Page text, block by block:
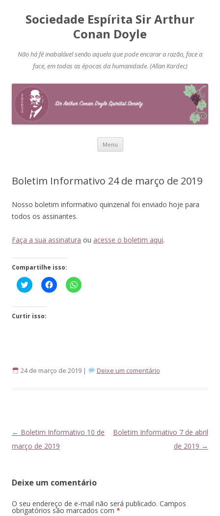
Sociedade Espírita Sir Arthur
Conan Doyle
Não há fé inabalável senão aquela que pode encarar a razão, face a
face, em todas as épocas da humanidade. (Allan Kardec)
Menu Pular
Boletim Informativo 24 de março de 2019
Nosso boletim informativo quinzenal foi enviado hoje para
todos os assinantes.
Faça a sua assinatura ou acesse o boletim aqui.
Compartilhe isso:
Click
to
Twitter(abre
em
Clique
para
Clique
para
Curtir isso:
24 de março de 2019 | Deixe um comentário
Navegação
de
← Boletim Informativo 10 de
março de 2019
Boletim Informativo 7 de abril
de 2019 →
Deixe um comentário
O seu endereço de e-mail não será publicado. Campos
obrigatórios são marcados com *